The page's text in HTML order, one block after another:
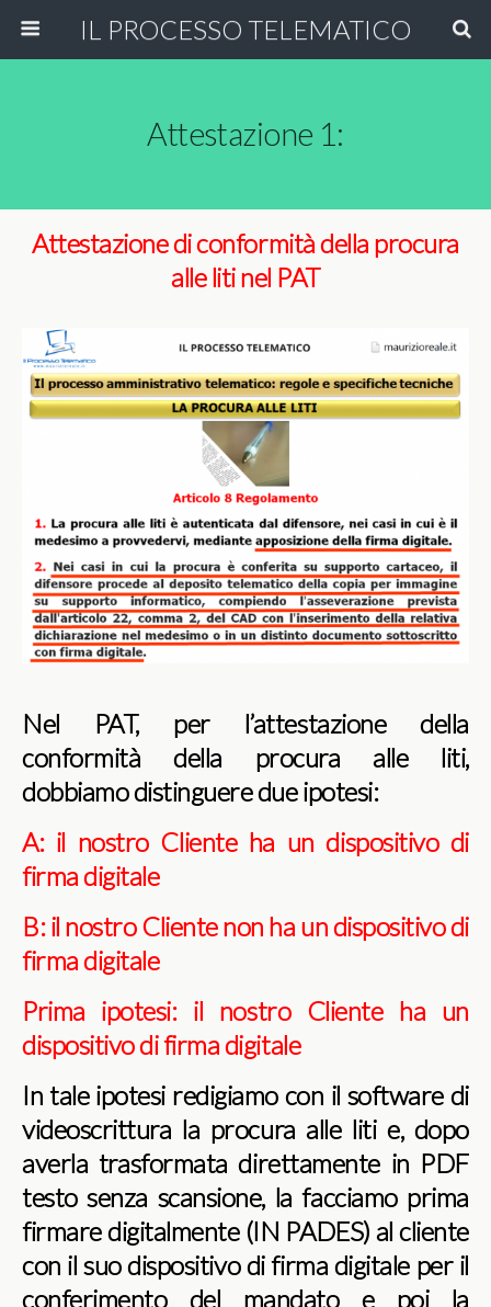
IL PROCESSO TELEMATICO
Attestazione 1:
Attestazione di conformità della procura
alle liti nel PAT
Nel PAT, per l’attestazione della
conformità della procura alle liti,
dobbiamo distinguere due ipotesi:
A: il nostro Cliente ha un dispositivo di
firma digitale
B: il nostro Cliente non ha un dispositivo di
firma digitale
Prima ipotesi: il nostro Cliente ha un
dispositivo di firma digitale
In tale ipotesi redigiamo con il software di
videoscrittura la procura alle liti e, dopo
averla trasformata direttamente in PDF
testo senza scansione, la facciamo prima
firmare digitalmente (IN PADES) al cliente
con il suo dispositivo di firma digitale per il
conferimento del mandato e poi la